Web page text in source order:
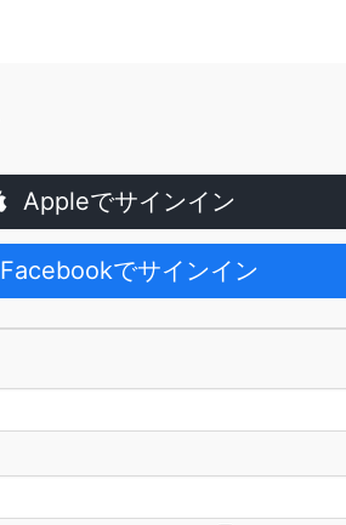
Appleでサインイン
Facebookでサインイン